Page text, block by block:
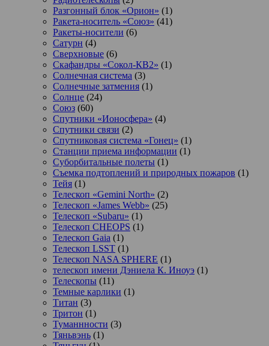
Разгонный блок «Орион» (1)
Ракета-носитель «Союз» (41)
Ракеты-носители (6)
Сатурн (4)
Сверхновые (6)
Скафандры «Сокол-КВ2» (1)
Солнечная система (3)
Солнечные затмения (1)
Солнце (24)
Союз (60)
Спутники «Ионосфера» (4)
Спутники связи (2)
Спутниковая система «Гонец» (1)
Станции приема информации (1)
Суборбитальные полеты (1)
Съемка подтоплений и природных пожаров (1)
Тейя (1)
Телескоп «Gemini North» (2)
Телескоп «James Webb» (25)
Телескоп «Subaru» (1)
Телескоп CHEOPS (1)
Телескоп Gaia (1)
Телескоп LSST (1)
Телескоп NASA SPHERE (1)
телескоп имени Дэниела К. Иноуэ (1)
Телескопы (11)
Темные карлики (1)
Титан (3)
Тритон (1)
Туманнности (3)
Тяньвэнь (1)